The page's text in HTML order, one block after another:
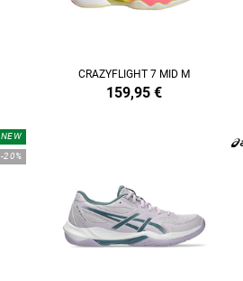
CRAZYFLIGHT 7 MID M
159,95 €
NEW
-20%